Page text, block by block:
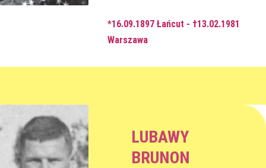
*16.09.1897 Łańcut - †13.02.1981
Warszawa
LUBAWY
BRUNON